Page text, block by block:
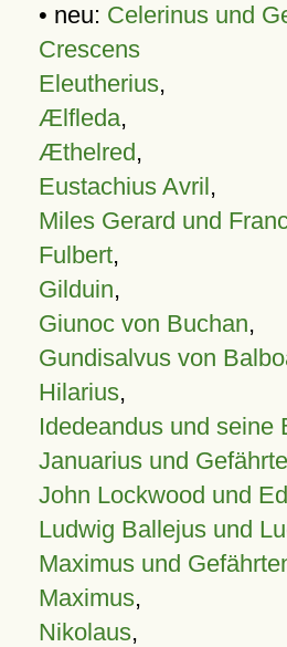
• neu: Celerinus und
Crescens
Eleutherius,
Ælfleda,
Æthelred,
Eustachius Avril,
Miles Gerard und
Fulbert,
Gilduin,
Giunoc von Buchan,
Gundisalvus von
Hilarius,
Idedeandus und seine
Januarius und
John Lockwood und
Ludwig Ballejus und
Maximus und
Maximus,
Nikolaus,